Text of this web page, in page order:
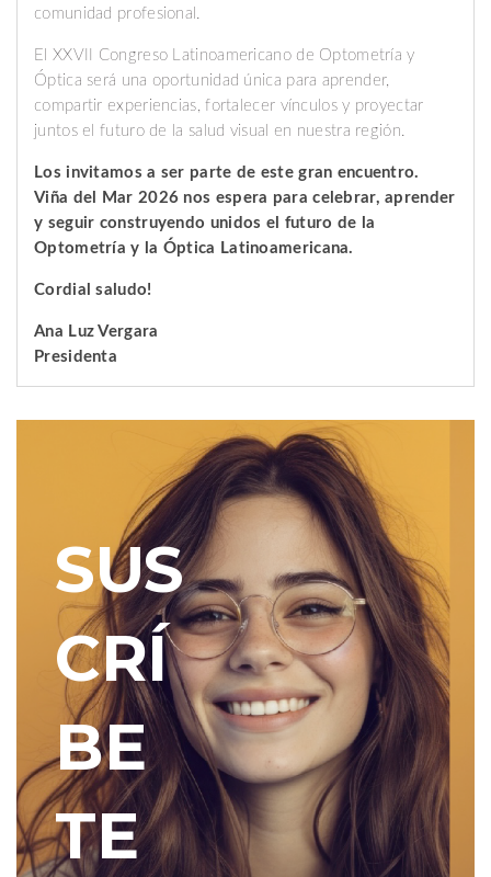
comunidad profesional.
El XXVII Congreso Latinoamericano de Optometría y
Óptica será una oportunidad única para aprender,
compartir experiencias, fortalecer vínculos y proyectar
juntos el futuro de la salud visual en nuestra región.
Los invitamos a ser parte de este gran encuentro.
Viña del Mar 2026 nos espera para celebrar, aprender
y seguir construyendo unidos el futuro de la
Optometría y la Óptica Latinoamericana.
Cordial saludo!
Ana Luz Vergara
Presidenta
SUS
CRÍ
BE
TE